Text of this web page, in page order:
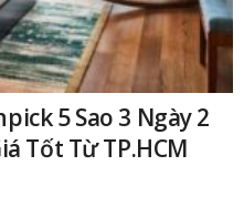
5 Sao 3 Ngày 2
Tốt Từ TP.HCM